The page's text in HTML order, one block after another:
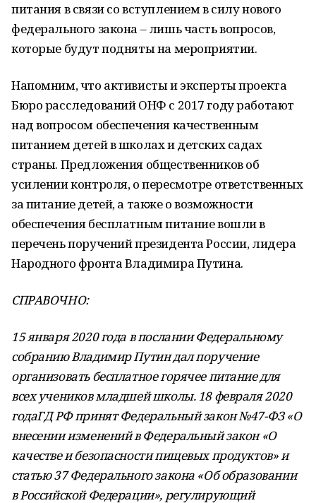
питания в связи со вступлением в силу нового
федерального закона – лишь часть вопросов,
которые будут подняты на мероприятии.
Напомним, что активисты и эксперты проекта
Бюро расследований ОНФ с 2017 году работают
над вопросом обеспечения качественным
питанием детей в школах и детских садах
страны. Предложения общественников об
усилении контроля, о пересмотре ответственных
за питание детей, а также о возможности
обеспечения бесплатным питание вошли в
перечень поручений президента России, лидера
Народного фронта Владимира Путина.
СПРАВОЧНО:
15 января 2020 года в послании Федеральному
собранию Владимир Путин дал поручение
организовать бесплатное горячее питание для
всех учеников младшей школы. 18 февраля 2020
годаГД РФ принят Федеральный закон №47-ФЗ «О
внесении изменений в Федеральный закон «О
качестве и безопасности пищевых продуктов» и
статью 37 Федерального закона «Об образовании
в Российской Федерации», регулирующий